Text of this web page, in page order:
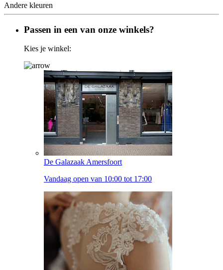
Andere kleuren
Passen in een van onze winkels?
Kies je winkel:
De Galazaak Amersfoort
Vandaag open van 10:00 tot 17:00